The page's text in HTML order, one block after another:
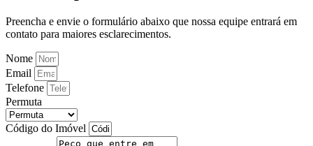
Preencha e envie o formulário abaixo que nossa equipe entrará em
contato para maiores esclarecimentos.
Nome
Email
Telefone
Permuta
Código do Imóvel